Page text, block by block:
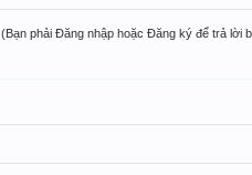
(Bạn phải Đăng nhập hoặc Đăng ký để trả lời